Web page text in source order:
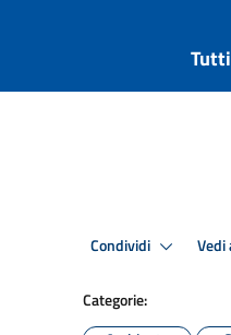
Condividi Vedi
Categorie: